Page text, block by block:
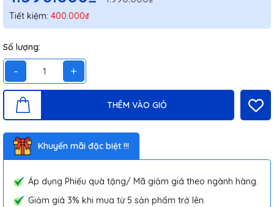
Tiết kiệm: 400.000₫
Số lượng:
- +
THÊM VÀO GIỎ
Khuyến mãi đặc biệt !!!
Áp dụng Phiếu quà tặng/ Mã giảm giá theo ngành hàng.
Giảm giá 3% khi mua từ 5 sản phẩm trở lên.